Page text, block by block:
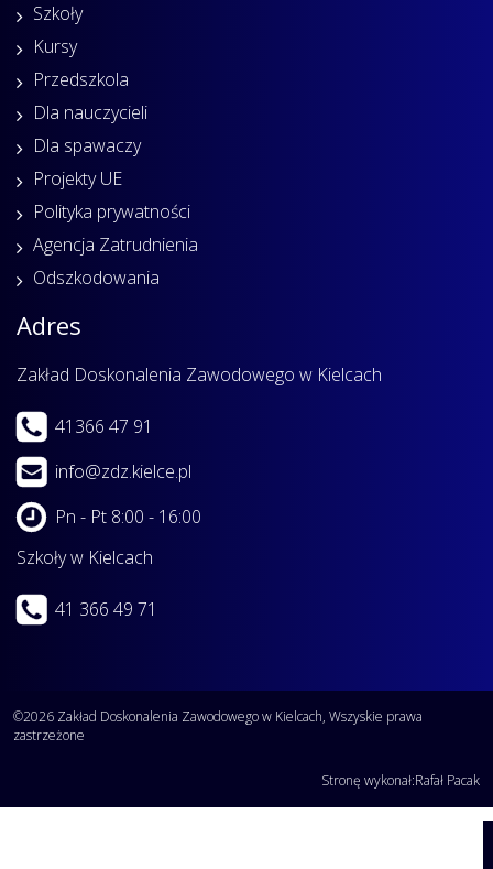
Szkoły
Kursy
Przedszkola
Dla nauczycieli
Dla spawaczy
Projekty UE
Polityka prywatności
Agencja Zatrudnienia
Odszkodowania
Adres
Zakład Doskonalenia Zawodowego w Kielcach
41366 47 91
info@zdz.kielce.pl
Pn - Pt 8:00 - 16:00
Szkoły w Kielcach
41 366 49 71
©2026 Zakład Doskonalenia Zawodowego w Kielcach, Wszyskie prawa
zastrzeżone
Stronę wykonał:Rafał Pacak